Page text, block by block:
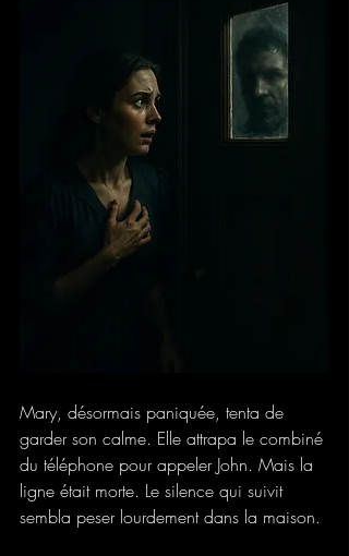
Mary, désormais paniquée, tenta de
garder son calme. Elle attrapa le combiné
du téléphone pour appeler John. Mais la
ligne était morte. Le silence qui suivit
sembla peser lourdement dans la maison.